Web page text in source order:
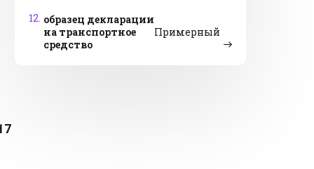
12.
Примерный
образец декларации
на транспортное
средство